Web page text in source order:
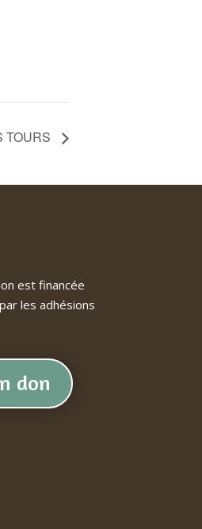
TOURS
est financée
les adhésions
don